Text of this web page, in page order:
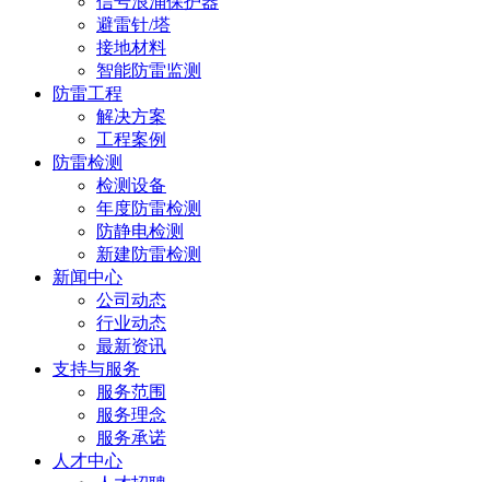
避雷针/塔
接地材料
智能防雷监测
防雷工程
解决方案
工程案例
防雷检测
检测设备
年度防雷检测
防静电检测
新建防雷检测
新闻中心
公司动态
行业动态
最新资讯
支持与服务
服务范围
服务理念
服务承诺
人才中心